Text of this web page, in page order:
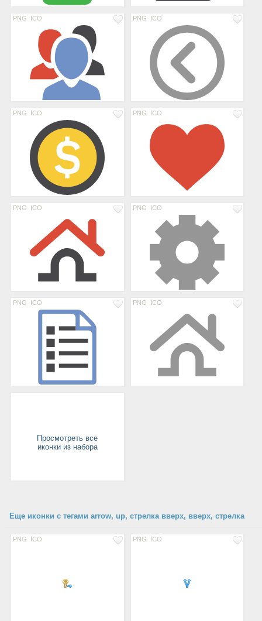
PNG ICO PNG ICO
PNG ICO PNG ICO
PNG ICO PNG ICO
PNG ICO PNG ICO
Просмотреть все
иконки из набора
Еще иконки с тегами arrow, up, стрелка вверх, вверх, стрелка
PNG ICO PNG ICO